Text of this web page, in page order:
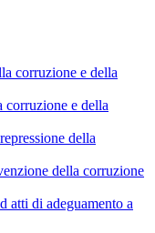
corruzione e della
corruzione e della
della
della corruzione
atti di adeguamento a